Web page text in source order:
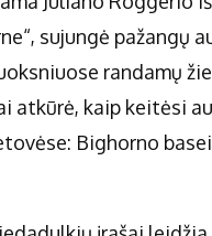
sujungė pažangų
randamų
atkūrė, kaip keitėsi
Bighorno